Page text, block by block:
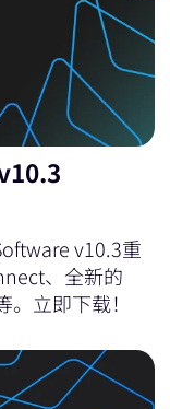
v10.3重
、全新的
立即下载！